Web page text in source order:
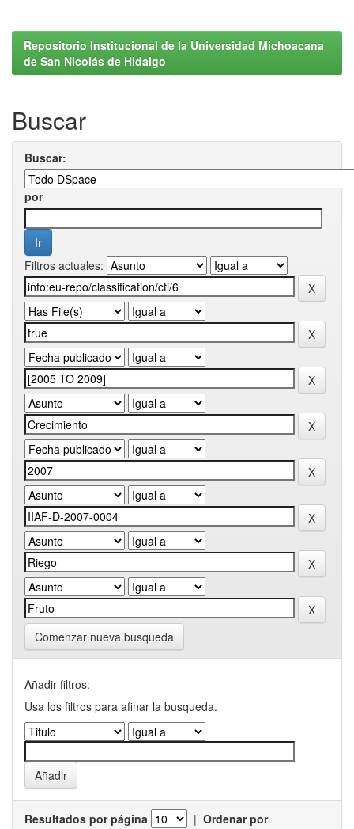
Repositorio Institucional de la Universidad Michoacana
de San Nicolás de Hidalgo
Buscar
Buscar:
por
Filtros actuales:
Comenzar nueva busqueda
Añadir filtros:
Usa los filtros para afinar la busqueda.
Resultados por página | Ordenar por